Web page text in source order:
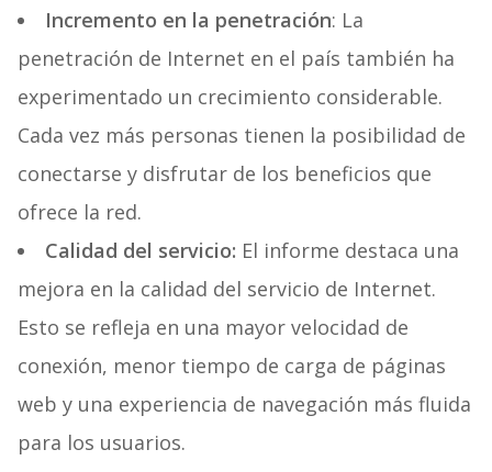
Incremento en la penetración: La
penetración de Internet en el país también ha
experimentado un crecimiento considerable.
Cada vez más personas tienen la posibilidad de
conectarse y disfrutar de los beneficios que
ofrece la red.
Calidad del servicio: El informe destaca una
mejora en la calidad del servicio de Internet.
Esto se refleja en una mayor velocidad de
conexión, menor tiempo de carga de páginas
web y una experiencia de navegación más fluida
para los usuarios.